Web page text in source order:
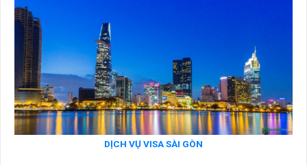
DỊCH VỤ VISA SÀI GÒN